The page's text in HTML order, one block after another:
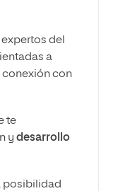
del
a
conexión con
te
y desarrollo
posibilidad